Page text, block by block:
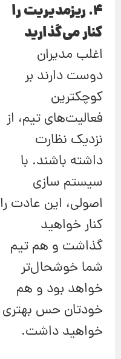
4. ریزمدیریت را
کنار می‌گذارید
اغلب مدیران
دوست دارند بر
کوچکترین
فعالیت‌های تیم، از
نزدیک نظارت
داشته باشند. با
سیستم سازی
اصولی، این عادت را
کنار خواهید
گذاشت و هم تیم
شما خوشحال‌تر
خواهد بود و هم
خودتان حس بهتری
خواهید داشت.